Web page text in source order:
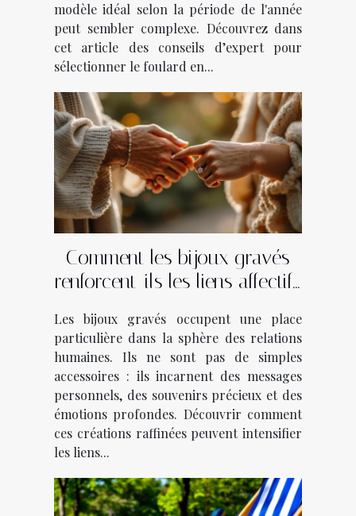
modèle idéal selon la période de l'année
peut sembler complexe. Découvrez dans
cet article des conseils d’expert pour
sélectionner le foulard en...
Comment les bijoux gravés
renforcent-ils les liens affectifs
Les bijoux gravés occupent une place
particulière dans la sphère des relations
humaines. Ils ne sont pas de simples
accessoires : ils incarnent des messages
personnels, des souvenirs précieux et des
émotions profondes. Découvrir comment
ces créations raffinées peuvent intensifier
les liens...